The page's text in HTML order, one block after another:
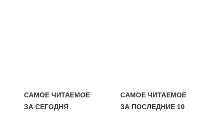
САМОЕ ЧИТАЕМОЕ
ЗА СЕГОДНЯ
САМОЕ ЧИТАЕМОЕ
ЗА ПОСЛЕДНИЕ 10